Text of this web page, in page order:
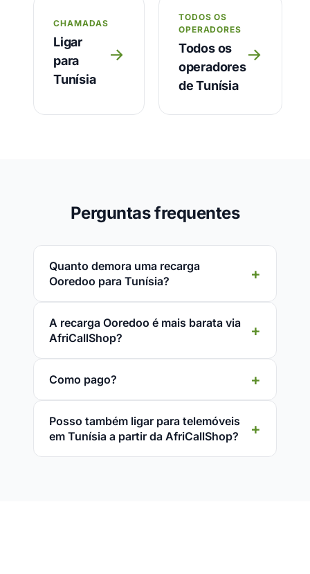
CHAMADAS
Ligar
para
Tunísia
→
TODOS OS
OPERADORES
Todos os
operadores
de Tunísia
→
Perguntas frequentes
Quanto demora uma recarga
Ooredoo para Tunísia?
A recarga Ooredoo é mais barata via
AfriCallShop?
Como pago?
Posso também ligar para telemóveis
em Tunísia a partir da AfriCallShop?